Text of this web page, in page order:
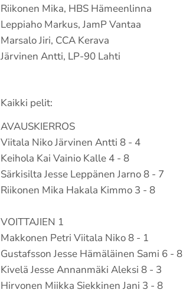
Riikonen Mika, HBS Hämeenlinna
Leppiaho Markus, JamP Vantaa
Marsalo Jiri, CCA Kerava
Järvinen Antti, LP-90 Lahti
Kaikki pelit:
AVAUSKIERROS
Viitala Niko Järvinen Antti 8 - 4
Keihola Kai Vainio Kalle 4 - 8
Särkisilta Jesse Leppänen Jarno 8 - 7
Riikonen Mika Hakala Kimmo 3 - 8
VOITTAJIEN 1
Makkonen Petri Viitala Niko 8 - 1
Gustafsson Jesse Hämäläinen Sami 6 - 8
Kivelä Jesse Annanmäki Aleksi 8 - 3
Hirvonen Miikka Siekkinen Jani 3 - 8